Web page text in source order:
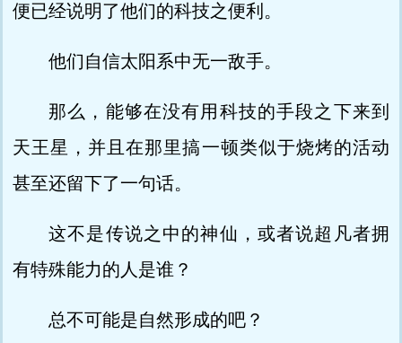
便已经说明了他们的科技之便利。
他们自信太阳系中无一敌手。
那么，能够在没有用科技的手段之下来到
天王星，并且在那里搞一顿类似于烧烤的活动
甚至还留下了一句话。
这不是传说之中的神仙，或者说超凡者拥
有特殊能力的人是谁？
总不可能是自然形成的吧？